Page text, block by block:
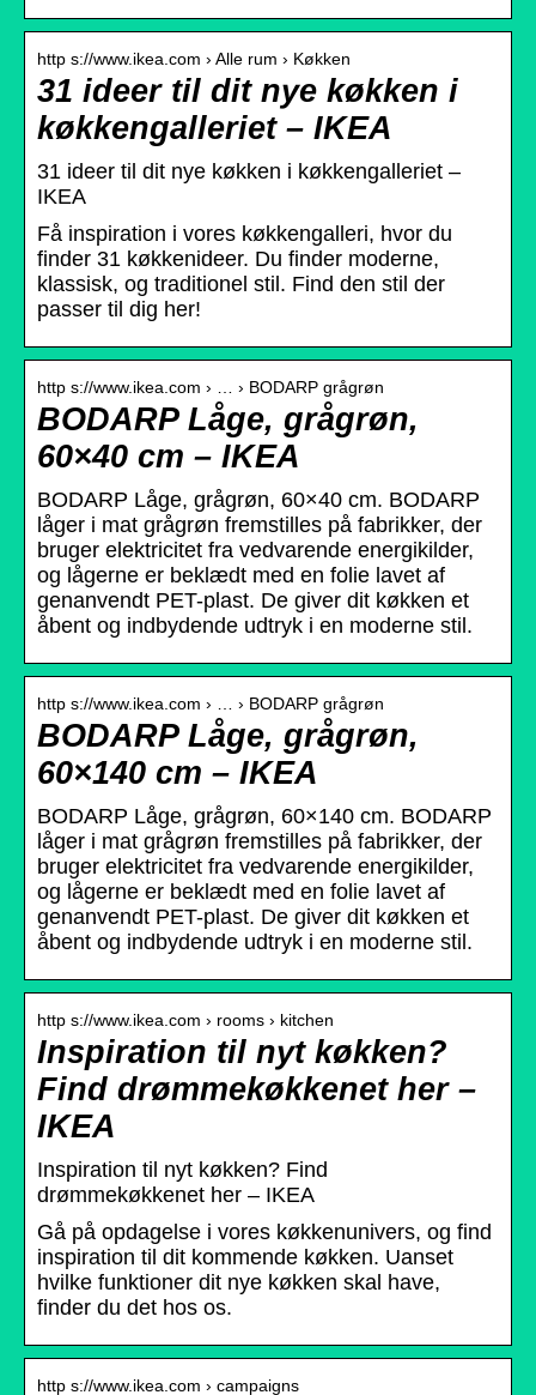
http s://www.ikea.com › Alle rum › Køkken
31 ideer til dit nye køkken i
køkkengalleriet – IKEA
31 ideer til dit nye køkken i køkkengalleriet –
IKEA
Få inspiration i vores køkkengalleri, hvor du
finder 31 køkkenideer. Du finder moderne,
klassisk, og traditionel stil. Find den stil der
passer til dig her!
http s://www.ikea.com › … › BODARP grågrøn
BODARP Låge, grågrøn,
60×40 cm – IKEA
BODARP Låge, grågrøn, 60×40 cm. BODARP
låger i mat grågrøn fremstilles på fabrikker, der
bruger elektricitet fra vedvarende energikilder,
og lågerne er beklædt med en folie lavet af
genanvendt PET-plast. De giver dit køkken et
åbent og indbydende udtryk i en moderne stil.
http s://www.ikea.com › … › BODARP grågrøn
BODARP Låge, grågrøn,
60×140 cm – IKEA
BODARP Låge, grågrøn, 60×140 cm. BODARP
låger i mat grågrøn fremstilles på fabrikker, der
bruger elektricitet fra vedvarende energikilder,
og lågerne er beklædt med en folie lavet af
genanvendt PET-plast. De giver dit køkken et
åbent og indbydende udtryk i en moderne stil.
http s://www.ikea.com › rooms › kitchen
Inspiration til nyt køkken?
Find drømmekøkkenet her –
IKEA
Inspiration til nyt køkken? Find
drømmekøkkenet her – IKEA
Gå på opdagelse i vores køkkenunivers, og find
inspiration til dit kommende køkken. Uanset
hvilke funktioner dit nye køkken skal have,
finder du det hos os.
http s://www.ikea.com › campaigns